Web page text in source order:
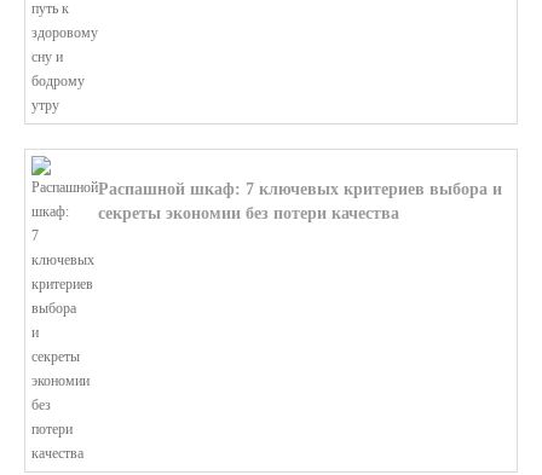
Распашной шкаф: 7 ключевых критериев выбора и
секреты экономии без потери качества